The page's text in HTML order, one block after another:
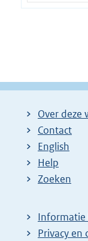
o
v
n
:
Over deze
Contact
English
Help
Zoeken
Informatie
Privacy en